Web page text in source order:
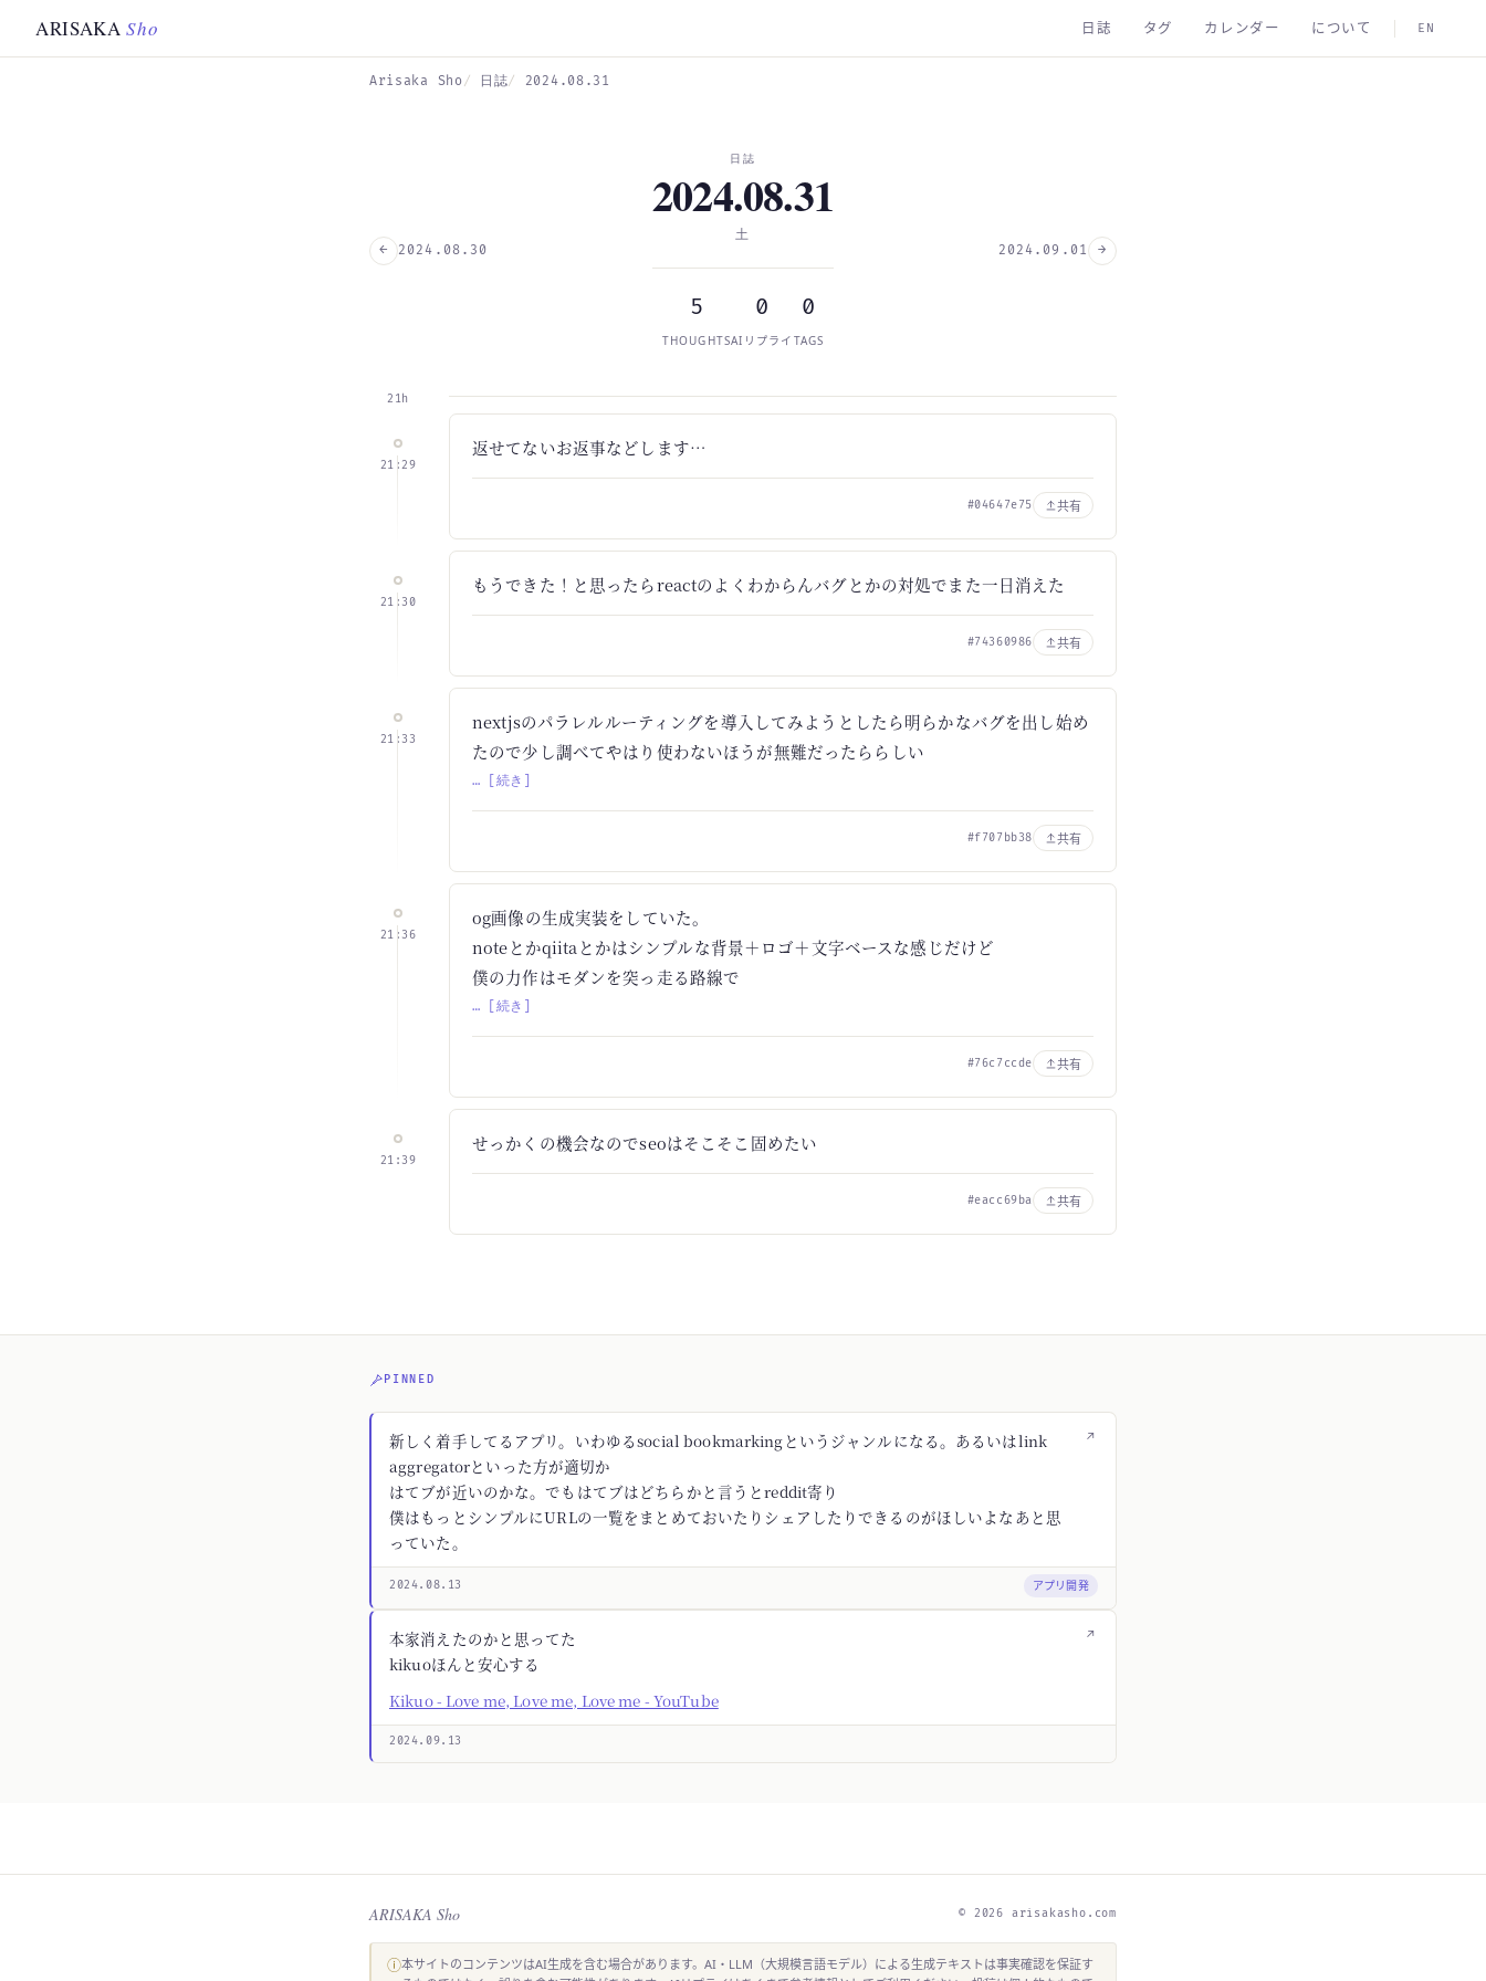
ARISAKASho 日誌 タグ カレンダー について EN
Arisaka Sho 日誌 2024.08.31
← 2024.08.30
日誌
2024.08.31
土
5
THOUGHTS
0
AIリプライ
0
TAGS
2024.09.01 →
21h
21:29
返せてないお返事などします…
#04647e75 共有
21:30
もうできた！と思ったらreactのよくわからんバグとかの対処でまた一日消えた
#74360986 共有
21:33
nextjsのパラレルルーティングを導入してみようとしたら明らかなバグを出し始め
たので少し調べてやはり使わないほうが無難だったららしい
… [続き]
#f707bb38 共有
21:36
og画像の生成実装をしていた。
noteとかqiitaとかはシンプルな背景＋ロゴ＋文字ベースな感じだけど
僕の力作はモダンを突っ走る路線で
… [続き]
#76c7ccde 共有
21:39
せっかくの機会なのでseoはそこそこ固めたい
#eacc69ba 共有
PINNED
↗
新しく着手してるアプリ。いわゆるsocial bookmarkingというジャンルになる。あるいはlink
aggregatorといった方が適切か
はてブが近いのかな。でもはてブはどちらかと言うとreddit寄り
僕はもっとシンプルにURLの一覧をまとめておいたりシェアしたりできるのがほしいよなあと思
っていた。
2024.08.13 アプリ開発
↗
本家消えたのかと思ってた
kikuoほんと安心する
Kikuo - Love me, Love me, Love me - YouTube
2024.09.13
ARISAKA Sho © 2026 arisakasho.com
ⓘ本サイトのコンテンツはAI生成を含む場合があります。AI・LLM（大規模言語モデル）による生成テキストは事実確認を保証す